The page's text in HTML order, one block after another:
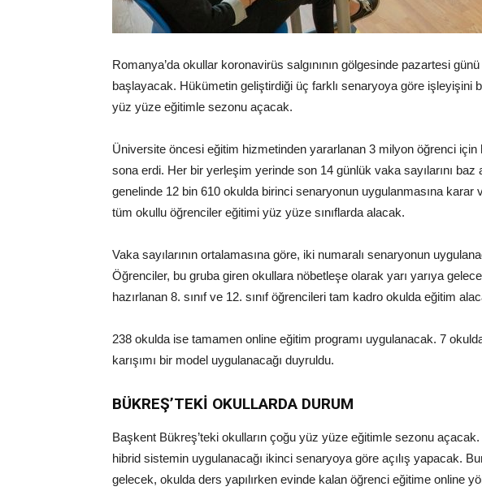
Romanya’da okullar koronavirüs salgınının gölgesinde pazartesi
başlayacak. Hükümetin geliştirdiği üç farklı senaryoya göre işleyişini
yüz yüze eğitimle sezonu açacak.
Üniversite öncesi eğitim hizmetinden yararlanan 3 milyon öğrenci için
sona erdi. Her bir yerleşim yerinde son 14 günlük vaka sayılarını
genelinde 12 bin 610 okulda birinci senaryonun uygulanmasına
tüm okullu öğrenciler eğitimi yüz yüze sınıflarda alacak.
Vaka sayılarının ortalamasına göre, iki numaralı senaryonun
Öğrenciler, bu gruba giren okullara nöbetleşe olarak yarı yarıya
hazırlanan 8. sınıf ve 12. sınıf öğrencileri tam kadro okulda eğitim
238 okulda ise tamamen online eğitim programı uygulanacak. 7
karışımı bir model uygulanacağı duyruldu.
BÜKREŞ’TEKİ OKULLARDA DURUM
Başkent Bükreş’teki okulların çoğu yüz yüze eğitimle sezonu açacak.
hibrid sistemin uygulanacağı ikinci senaryoya göre açılış yapacak.
gelecek, okulda ders yapılırken evinde kalan öğrenci eğitime online